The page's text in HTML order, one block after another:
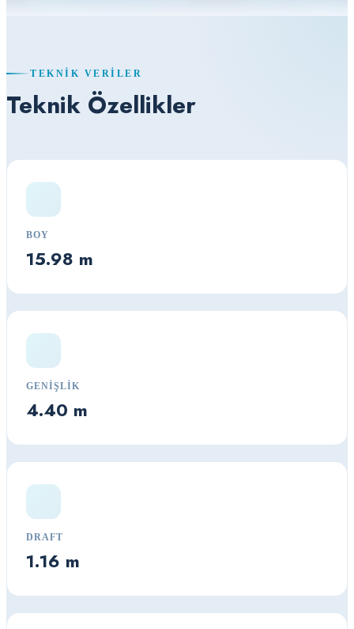
TEKNIK VERILER
Teknik Özellikler
BOY
15.98 m
GENIŞLIK
4.40 m
DRAFT
1.16 m